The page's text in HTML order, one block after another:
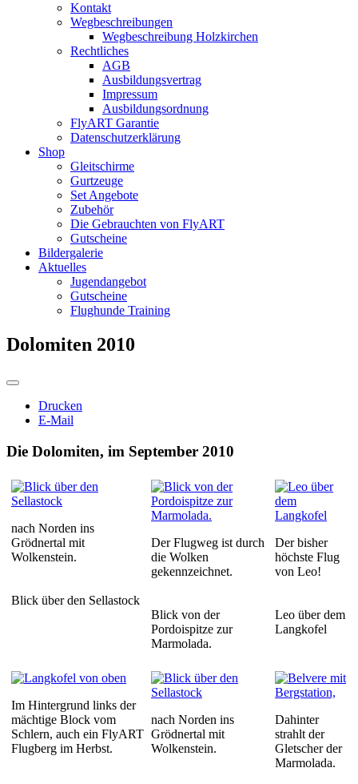
Kontakt
Wegbeschreibungen
Wegbeschreibung Holzkirchen
Rechtliches
AGB
Ausbildungsvertrag
Impressum
Ausbildungsordnung
FlyART Garantie
Datenschutzerklärung
Shop
Gleitschirme
Gurtzeuge
Set Angebote
Zubehör
Die Gebrauchten von FlyART
Gutscheine
Bildergalerie
Aktuelles
Jugendangebot
Gutscheine
Flughunde Training
Dolomiten 2010
Drucken
E-Mail
Die Dolomiten, im September 2010
nach Norden ins
Grödnertal mit
Wolkenstein.
Blick über den Sellastock
Der Flugweg ist durch
die Wolken
gekennzeichnet.
Blick von der
Pordoispitze zur
Marmolada.
Der bisher
höchste Flug
von Leo!
Leo über dem
Langkofel
Im Hintergrund links der
mächtige Block vom
Schlern, auch ein FlyART
Flugberg im Herbst.
nach Norden ins
Grödnertal mit
Wolkenstein.
Dahinter
strahlt der
Gletscher der
Marmolada.